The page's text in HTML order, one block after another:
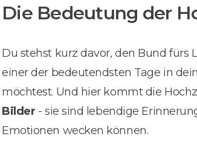
Die Bedeutung der
Du stehst kurz davor, den Bund fürs
einer der bedeutendsten Tage in
möchtest. Und hier kommt die
Bilder - sie sind lebendige
Emotionen wecken können.